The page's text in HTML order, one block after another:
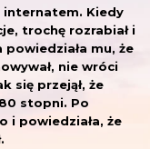
internatem. Kiedy
trochę rozrabiał i
powiedziała mu, że
nie wróci
się przejął, że
stopni. Po
i powiedziała, że